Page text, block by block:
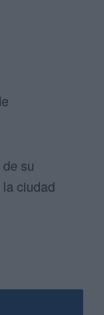
su
la ciudad